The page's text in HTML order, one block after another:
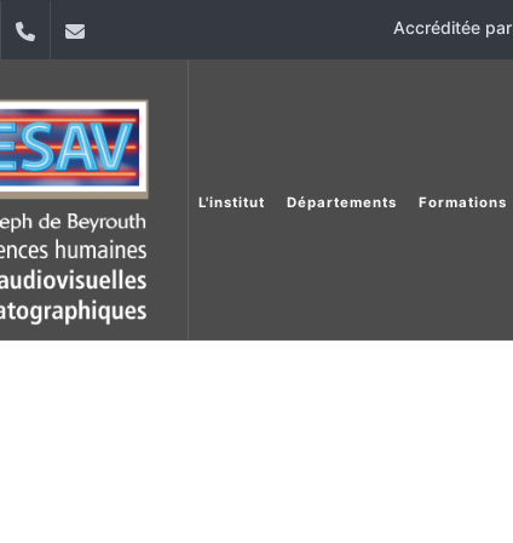
YouTube+961 (1) 421 530 Accréditée par
L'institut Départements Formations